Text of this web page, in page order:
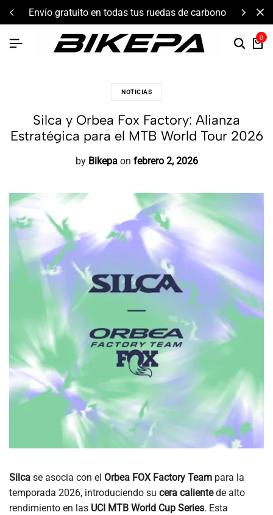
envío gratuito en todas tus ruedas de carbono
0
NOTICIAS
Silca y Orbea Fox Factory: Alianza
Estratégica para el MTB World Tour 2026
by Bikepa on febrero 2, 2026
Silca se asocia con el Orbea FOX Factory Team para la
temporada 2026, introduciendo su cera calientede alto
rendimiento en las UCI MTB World Cup Series. Esta